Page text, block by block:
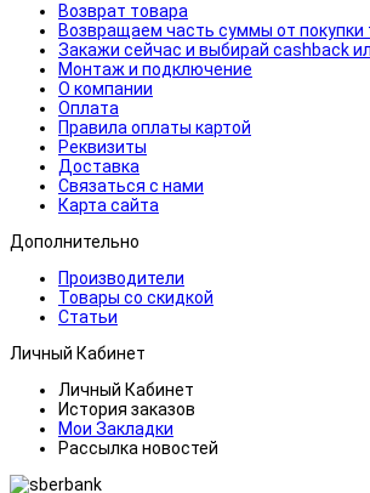
Возврат товара
Возвращаем часть суммы от покупки
Закажи сейчас и выбирай cashback
Монтаж и подключение
О компании
Оплата
Правила оплаты картой
Реквизиты
Доставка
Связаться с нами
Карта сайта
Дополнительно
Производители
Товары со скидкой
Статьи
Личный Кабинет
Личный Кабинет
История заказов
Мои Закладки
Рассылка новостей